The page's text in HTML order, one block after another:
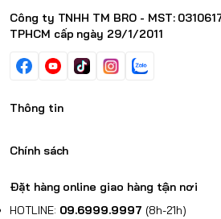
Công ty TNHH TM BRO - MST:
TPHCM cấp ngày 29/1/2011
Thông tin
Chính sách
Đặt hàng online giao hàng tận nơi
HOTLINE: 09.6999.9997 (8h-21h)